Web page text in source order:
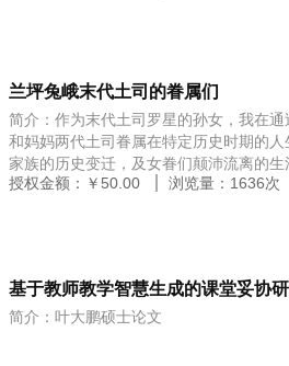
兰坪兔峨末代土司的眷属们
简介：作为末代土司罗星的孙女，我在
和妈妈两代土司眷属在特定历史时期的
家族的历史变迁，及女眷们颠沛流离的
关怀下逐渐成为自食其力的劳动者。
授权金额：￥ 50.00 浏览量： 1636次
基于教师教学智慧生成的课堂妥协
简介：叶大鹏硕士论文